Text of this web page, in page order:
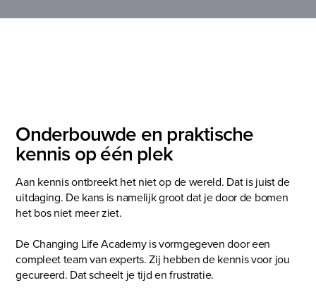
Onderbouwde en praktische
kennis op één plek
Aan kennis ontbreekt het niet op de wereld. Dat is juist de
uitdaging. De kans is namelijk groot dat je door de bomen
het bos niet meer ziet.
De Changing Life Academy is vormgegeven door een
compleet team van experts. Zij hebben de kennis voor jou
gecureerd. Dat scheelt je tijd en frustratie.